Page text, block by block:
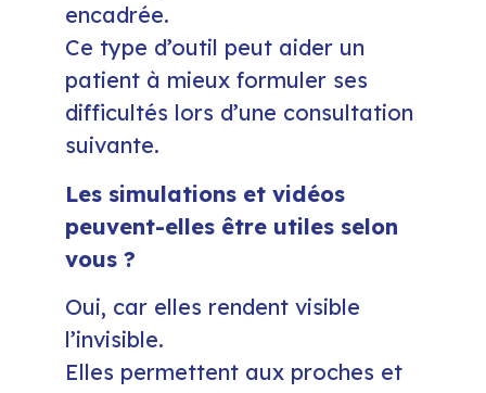
encadrée.
Ce type d’outil peut aider un
patient à mieux formuler ses
difficultés lors d’une consultation
suivante.
Les simulations et vidéos
peuvent-elles être utiles selon
vous ?
Oui, car elles rendent visible
l’invisible.
Elles permettent aux proches et